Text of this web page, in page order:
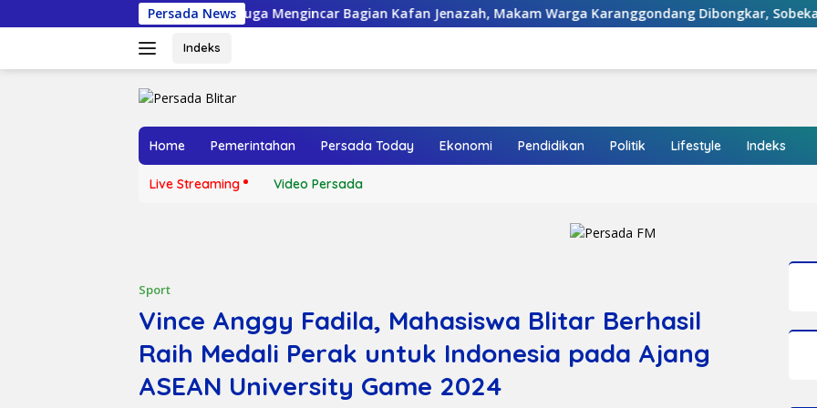
ke
Persada News
Diduga Mengincar Bagian Kafan Jenazah, Makam Warga Karanggondang Dibongkar, Sobekan Foto Ditemukan di
Indeks
Home Pemerintahan Persada Today Ekonomi Pendidikan Politik Lifestyle Indeks
Live Streaming Video Persada
Sport
Vince Anggy Fadila, Mahasiswa Blitar Berhasil
Raih Medali Perak untuk Indonesia pada Ajang
ASEAN University Game 2024